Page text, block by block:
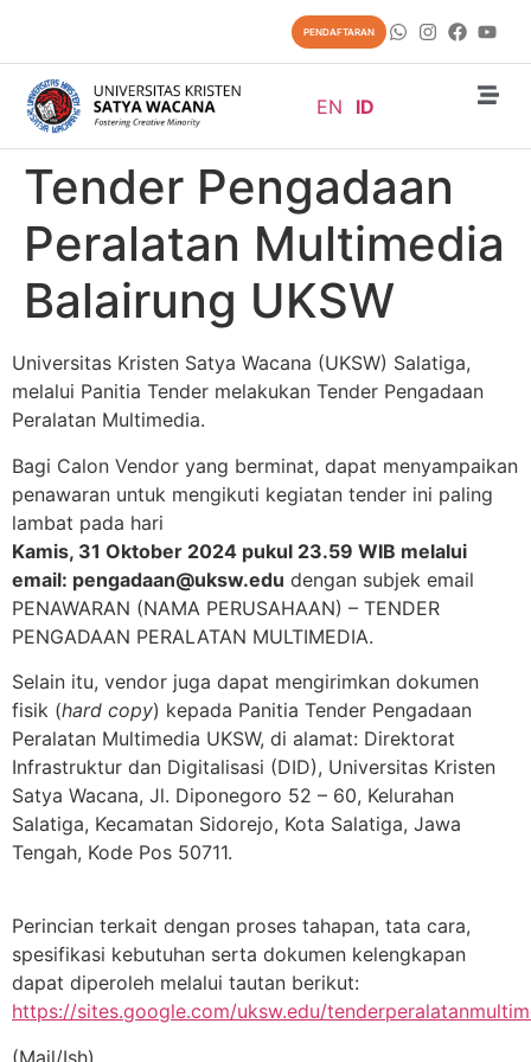
PENDAFTARAN
EN ID
Tender Pengadaan
Peralatan Multimedia
Balairung UKSW
Universitas Kristen Satya Wacana (UKSW) Salatiga,
melalui Panitia Tender melakukan Tender Pengadaan
Peralatan Multimedia.
Bagi Calon Vendor yang berminat, dapat menyampaikan
penawaran untuk mengikuti kegiatan tender ini paling
lambat pada hari
Kamis, 31 Oktober 2024 pukul 23.59 WIB melalui
email: pengadaan@uksw.edu dengan subjek email
PENAWARAN (NAMA PERUSAHAAN) – TENDER
PENGADAAN PERALATAN MULTIMEDIA.
Selain itu, vendor juga dapat mengirimkan dokumen
fisik (hard copy) kepada Panitia Tender Pengadaan
Peralatan Multimedia UKSW, di alamat: Direktorat
Infrastruktur dan Digitalisasi (DID), Universitas Kristen
Satya Wacana, Jl. Diponegoro 52 – 60, Kelurahan
Salatiga, Kecamatan Sidorejo, Kota Salatiga, Jawa
Tengah, Kode Pos 50711.
Perincian terkait dengan proses tahapan, tata cara,
spesifikasi kebutuhan serta dokumen kelengkapan
dapat diperoleh melalui tautan berikut:
https://sites.google.com/uksw.edu/
(Mail/Ish)